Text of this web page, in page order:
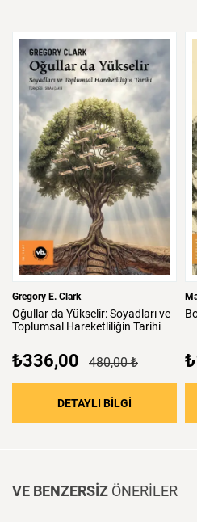
Gregory E. Clark
Oğullarda Yükselir:Soyadlarıve
Toplumsal Hareketliliğin Tarihi
₺336,00 480,00 ₺
DETAYLI BİLGİ : Oğullar
VE BENZERSİZ ÖNERİLER